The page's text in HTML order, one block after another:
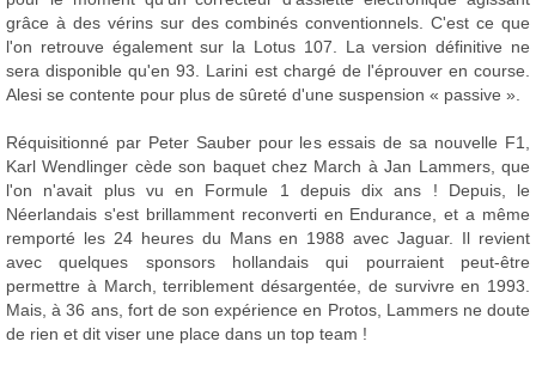
grâce à des vérins sur des combinés conventionnels. C'est ce que
l'on retrouve également sur la Lotus 107. La version définitive ne
sera disponible qu'en 93. Larini est chargé de l'éprouver en course.
Alesi se contente pour plus de sûreté d'une suspension « passive ».
Réquisitionné par Peter Sauber pour les essais de sa nouvelle F1,
Karl Wendlinger cède son baquet chez March à Jan Lammers, que
l'on n'avait plus vu en Formule 1 depuis dix ans ! Depuis, le
Néerlandais s'est brillamment reconverti en Endurance, et a même
remporté les 24 heures du Mans en 1988 avec Jaguar. Il revient
avec quelques sponsors hollandais qui pourraient peut-être
permettre à March, terriblement désargentée, de survivre en 1993.
Mais, à 36 ans, fort de son expérience en Protos, Lammers ne doute
de rien et dit viser une place dans un top team !